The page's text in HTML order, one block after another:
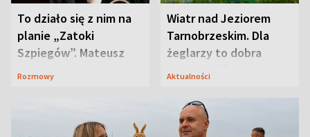
To działo się z nim na
planie „Zatoki
Szpiegów”. Mateusz
Janicki odsłonił
Rozmowy
Wiatr nad Jeziorem
Tarnobrzeskim. Dla
żeglarzy to dobra
wiadomość
Aktualności